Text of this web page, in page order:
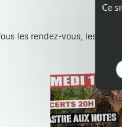
Tous les rendez-vous, les
Ce